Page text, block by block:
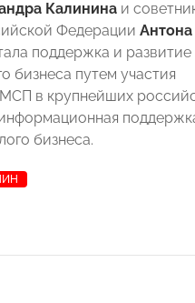
Калинина и
Федерации
поддержка и
бизнеса путем участия
в крупнейших
бизнеса.